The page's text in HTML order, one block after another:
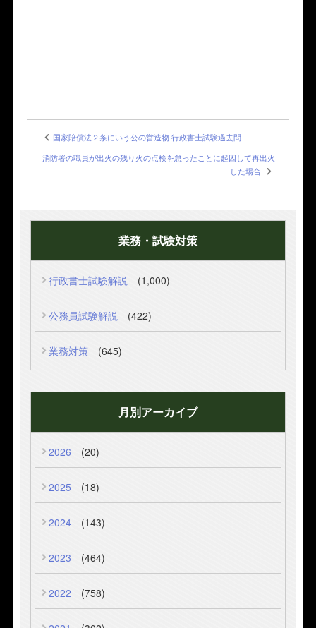
国家賠償法２条にいう公の営造物 行政書士試験過去問
消防署の職員が出火の残り火の点検を怠ったことに起因して再出火
した場合
業務・試験対策
行政書士試験解説 (1,000)
公務員試験解説 (422)
業務対策 (645)
月別アーカイブ
2026 (20)
2025 (18)
2024 (143)
2023 (464)
2022 (758)